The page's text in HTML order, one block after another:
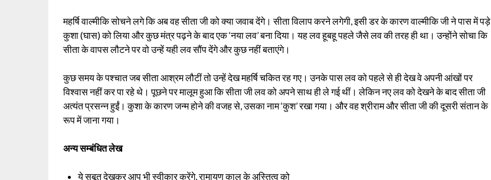
महर्षि वाल्मीकि सोचने लगे कि अब वह सीता जी को क्या जवाब देंगे। सीता विलाप करने लगेगी, इसी डर के कारण वाल्मीकि जी ने पास में पड़े
कुशा (घास) को लिया और कुछ मंत्र पढ़ने के बाद एक ‘नया लव’ बना दिया। यह लव हूबहू पहले जैसे लव की तरह ही था। उन्होंने सोचा कि
सीता के वापस लौटने पर वो उन्हें यही लव सौंप देंगे और कुछ नहीं बताएंगे।
कुछ समय के पश्चात जब सीता आश्रम लौटीं तो उन्हें देख महर्षि चकित रह गए। उनके पास लव को पहले से ही देख वे अपनी आंखों पर
विश्वास नहीं कर पा रहे थे। पूछने पर मालूम हुआ कि सीता जी लव को अपने साथ ही ले गई थीं। लेकिन नए लव को देखने के बाद सीता जी
अत्यंत प्रसन्न हुईं। कुशा के कारण जन्म होने की वजह से, उसका नाम ‘कुश’ रखा गया। और वह श्रीराम और सीता जी की दूसरी संतान के
रूप में जाना गया।
अन्य सम्बंधित लेख
ये सबूत देखकर आप भी स्वीकार करेंगे, रामायण काल के अस्तित्व को